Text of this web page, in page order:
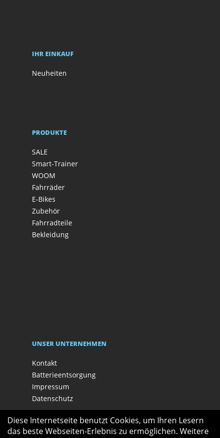
IHR EINKAUF
Neuheiten
PRODUKTE
SALE
Smart-Trainer
WOOM
Fahrräder
E-Bikes
Zubehör
Fahrradteile
Bekleidung
UNSER UNTERNEHMEN
Kontakt
Batterieentsorgung
Impressum
Datenschutz
Diese Internetseite benutzt Cookies, um Ihren Lesern
das beste Webseiten-Erlebnis zu ermöglichen. Weitere